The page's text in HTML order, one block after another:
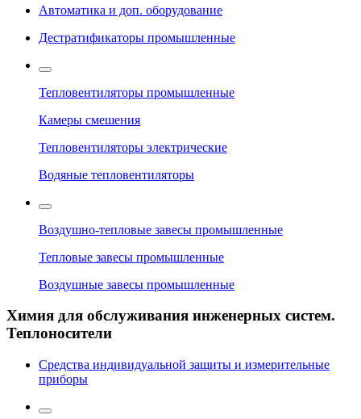
Автоматика и доп. оборудование
Дестратификаторы промышленные
Тепловентиляторы промышленные
Камеры смешения
Тепловентиляторы электрические
Водяные тепловентиляторы
Воздушно-тепловые завесы промышленные
Тепловые завесы промышленные
Воздушные завесы промышленные
Химия для обслуживания инженерных систем.
Теплоносители
Средства индивидуальной защиты и измерительные
приборы